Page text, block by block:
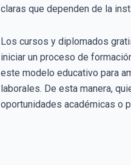
claras que dependen de la
Los cursos y diplomados
iniciar un proceso de
este modelo educativo para
laborales. De esta manera,
oportunidades académicas o